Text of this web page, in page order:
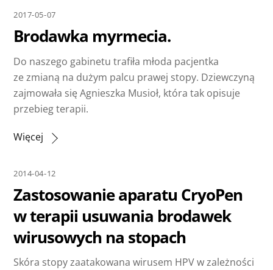
2017-05-07
Brodawka myrmecia.
Do naszego gabinetu trafiła młoda pacjentka
ze zmianą na dużym palcu prawej stopy. Dziewczyną
zajmowała się Agnieszka Musioł, która tak opisuje
przebieg terapii.
Więcej
2014-04-12
Zastosowanie aparatu CryoPen
w terapii usuwania brodawek
wirusowych na stopach
Skóra stopy zaatakowana wirusem HPV w zależności